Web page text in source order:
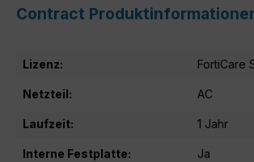
Contract
Lizenz: FortiCare
Netzteil: AC
Laufzeit: 1 Jahr
Interne Festplatte: Ja